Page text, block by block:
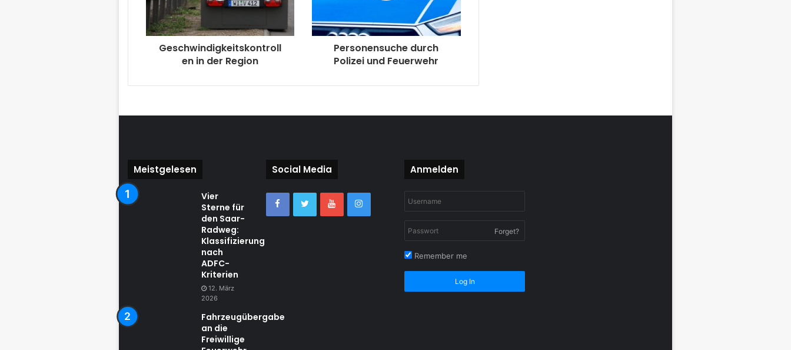
Geschwindigkeitskontroll
en in der Region
Personensuche durch
Polizei und Feuerwehr
Meistgelesen
Vier
Sterne für
den Saar-
Radweg:
Klassifizierung
nach
ADFC-
Kriterien
12. März
2026
Fahrzeugübergabe
an die
Freiwillige
Social Media Anmelden
Forget?
Remember me
Log In